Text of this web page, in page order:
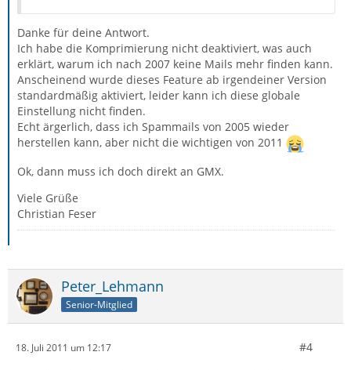
Danke für deine Antwort.
Ich habe die Komprimierung nicht deaktiviert, was auch
erklärt, warum ich nach 2007 keine Mails mehr finden kann.
Anscheinend wurde dieses Feature ab irgendeiner Version
standardmäßig aktiviert, leider kann ich diese globale
Einstellung nicht finden.
Echt ärgerlich, dass ich Spammails von 2005 wieder
herstellen kann, aber nicht die wichtigen von 2011
Ok, dann muss ich doch direkt an GMX.
Viele Grüße
Christian Feser
Peter_Lehmann
Senior-Mitglied
18. Juli 2011 um 12:17 #4